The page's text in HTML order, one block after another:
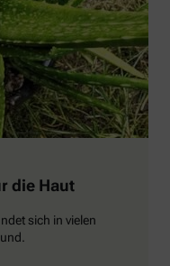
die Haut
sich in vielen